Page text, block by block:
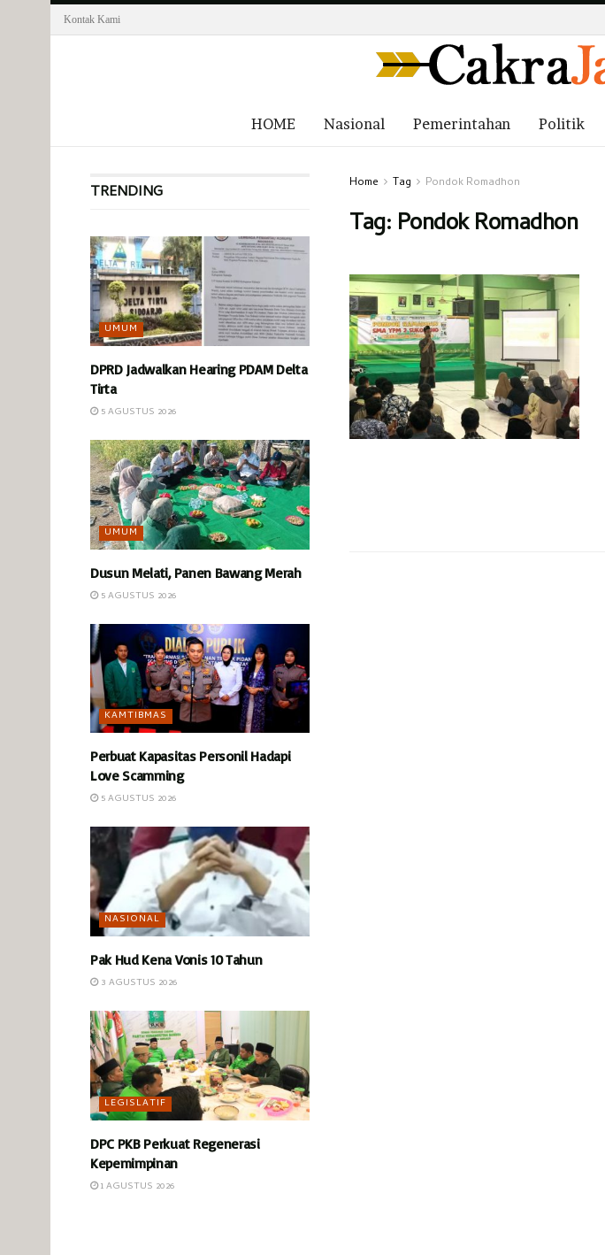
Kontak Kami
HOME Nasional Pemerintahan Politik
Home Tag Pondok Romadhon
Tag: Pondok Romadhon
TRENDING
UMUM
DPRD Jadwalkan Hearing PDAM Delta
Tirta
5 AGUSTUS 2026
UMUM
Dusun Melati, Panen Bawang Merah
5 AGUSTUS 2026
KAMTIBMAS
Perbuat Kapasitas Personil Hadapi
Love Scamming
5 AGUSTUS 2026
NASIONAL
Pak Hud Kena Vonis 10 Tahun
3 AGUSTUS 2026
LEGISLATIF
DPC PKB Perkuat Regenerasi
Kepemimpinan
1 AGUSTUS 2026